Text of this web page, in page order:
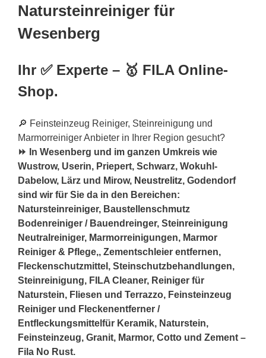
Natursteinreiniger für
Wesenberg
Ihr ✅ Experte – 🥇 FILA Online-
Shop.
🔎 Feinsteinzeug Reiniger, Steinreinigung und
Marmorreiniger Anbieter in Ihrer Region gesucht?
⏩ In Wesenberg und im ganzen Umkreis wie
Wustrow, Userin, Priepert, Schwarz, Wokuhl-
Dabelow, Lärz und Mirow, Neustrelitz, Godendorf
sind wir für Sie da in den Bereichen:
Natursteinreiniger, Baustellenschmutz
Bodenreiniger / Bauendreinger, Steinreinigung
Neutralreiniger, Marmorreinigungen, Marmor
Reiniger & Pflege,, Zementschleier entfernen,
Fleckenschutzmittel, Steinschutzbehandlungen,
Steinreinigung, FILA Cleaner, Reiniger für
Naturstein, Fliesen und Terrazzo, Feinsteinzeug
Reiniger und Fleckenentferner /
Entfleckungsmittelfür Keramik, Naturstein,
Feinsteinzeug, Granit, Marmor, Cotto und Zement –
Fila No Rust.